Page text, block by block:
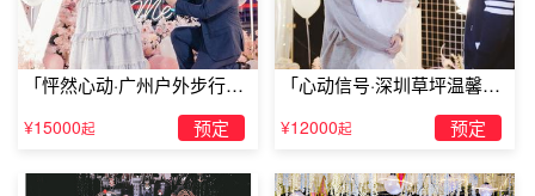
创意求婚：唱一首专属于她的情歌
「怦然心动·广州户外步行街
¥15000起 预定
「心动信号·深圳草坪温馨求
¥12000起 预定